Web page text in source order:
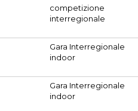
competizione
interregionale
Gara Interregionale
indoor
Gara Interregionale
indoor